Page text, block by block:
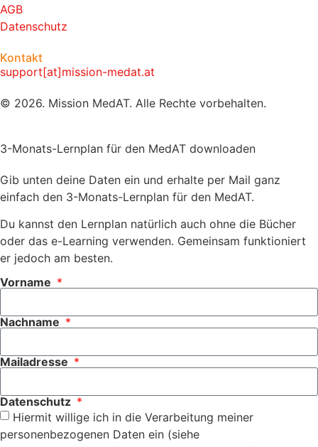
AGB
Datenschutz
Kontakt
support[at]mission-medat.at
© 2026. Mission MedAT. Alle Rechte vorbehalten.
3-Monats-Lernplan für den MedAT downloaden
Gib unten deine Daten ein und erhalte per Mail ganz
einfach den 3-Monats-Lernplan für den MedAT.
Du kannst den Lernplan natürlich auch ohne die Bücher
oder das e-Learning verwenden. Gemeinsam funktioniert
er jedoch am besten.
Vorname
Nachname
Mailadresse
Datenschutz
Hiermit willige ich in die Verarbeitung meiner
personenbezogenen Daten ein (siehe